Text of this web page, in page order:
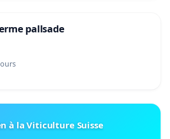
pallsade
à la Viticulture Suisse